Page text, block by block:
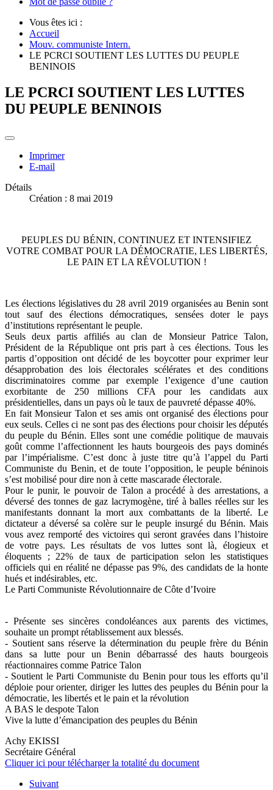
Vous êtes ici :
Accueil
Mouv. communiste Intern.
LE PCRCI SOUTIENT LES LUTTES DU PEUPLE
BENINOIS
LE PCRCI SOUTIENT LES LUTTES
DU PEUPLE BENINOIS
Imprimer
E-mail
Détails
Création : 8 mai 2019
PEUPLES DU BÉNIN, CONTINUEZ ET INTENSIFIEZ
VOTRE COMBAT POUR LA DÉMOCRATIE, LES LIBERTÉS,
LE PAIN ET LA RÉVOLUTION !
Les élections législatives du 28 avril 2019 organisées au Benin sont
tout sauf des élections démocratiques, sensées doter le pays
d’institutions représentant le peuple.
Seuls deux partis affiliés au clan de Monsieur Patrice Talon,
Président de la République ont pris part à ces élections. Tous les
partis d’opposition ont décidé de les boycotter pour exprimer leur
désapprobation des lois électorales scélérates et des conditions
discriminatoires comme par exemple l’exigence d’une caution
exorbitante de 250 millions CFA pour les candidats aux
présidentielles, dans un pays où le taux de pauvreté dépasse 40%.
En fait Monsieur Talon et ses amis ont organisé des élections pour
eux seuls. Celles ci ne sont pas des élections pour choisir les députés
du peuple du Bénin. Elles sont une comédie politique de mauvais
goût comme l’affectionnent les hauts bourgeois des pays dominés
par l’impérialisme. C’est donc à juste titre qu’à l’appel du Parti
Communiste du Benin, et de toute l’opposition, le peuple béninois
s’est mobilisé pour dire non à cette mascarade électorale.
Pour le punir, le pouvoir de Talon a procédé à des arrestations, a
déversé des tonnes de gaz lacrymogène, tiré à balles réelles sur les
manifestants donnant la mort aux combattants de la liberté. Le
dictateur a déversé sa colère sur le peuple insurgé du Bénin. Mais
vous avez remporté des victoires qui seront gravées dans l’histoire
de votre pays. Les résultats de vos luttes sont là, élogieux et
éloquents ; 22% de taux de participation selon les statistiques
officiels qui en réalité ne dépasse pas 9%, des candidats de la honte
hués et indésirables, etc.
Le Parti Communiste Révolutionnaire de Côte d’Ivoire
- Présente ses sincères condoléances aux parents des victimes,
souhaite un prompt rétablissement aux blessés.
- Soutient sans réserve la détermination du peuple frère du Bénin
dans sa lutte pour un Benin débarrassé des hauts bourgeois
réactionnaires comme Patrice Talon
- Soutient le Parti Communiste du Benin pour tous les efforts qu’il
déploie pour orienter, diriger les luttes des peuples du Bénin pour la
démocratie, les libertés et le pain et la révolution
A BAS le despote Talon
Vive la lutte d’émancipation des peuples du Bénin
Achy EKISSI
Secrétaire Général
Cliquer ici pour télécharger la totalité du document
Suivant